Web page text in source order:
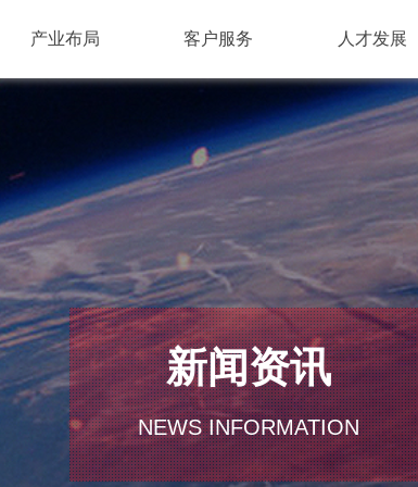
产业布局 客户服务 人才发展
新闻资讯
NEWS INFORMATION